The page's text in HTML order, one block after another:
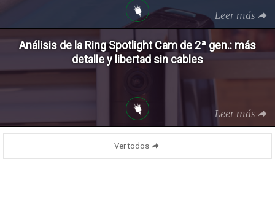
Leer más
Análisis de la Ring Spotlight Cam de 2ª gen.: más
detalle y libertad sin cables
Leer más
Ver todos